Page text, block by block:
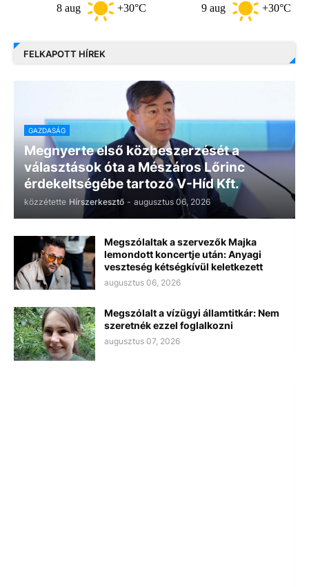
+30°C +30°C
FELKAPOTT HÍREK
GAZDASÁG
Megnyerte első közbeszerzését a
választások óta a Mészáros Lőrinc
érdekeltségébe tartozó V-Híd Kft.
közzétette Hírszerkesztő - augusztus 06, 2026
Megszólaltak a szervezők Majka
lemondott koncertje után: Anyagi
veszteség kétségkívül keletkezett
augusztus 06, 2026
Megszólalt a vízügyi államtitkár: Nem
szeretnék ezzel foglalkozni
augusztus 07, 2026